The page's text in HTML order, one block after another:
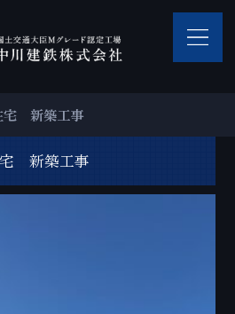
宅 新築工事
新築工事